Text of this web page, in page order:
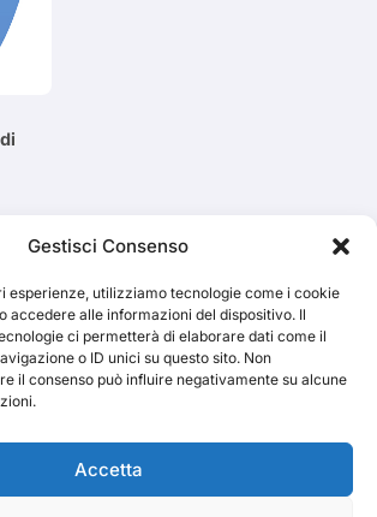
Gestisci Consenso
esperienze, utilizziamo tecnologie come i cookie
accedere alle informazioni del dispositivo. Il
ci permetterà di elaborare dati come il
o ID unici su questo sito. Non
il consenso può influire negativamente su alcune
Accetta
Cerca
TRAKS